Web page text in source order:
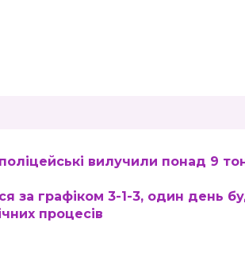
вилучили понад 9
за графіком 3-1-3, один день
процесів